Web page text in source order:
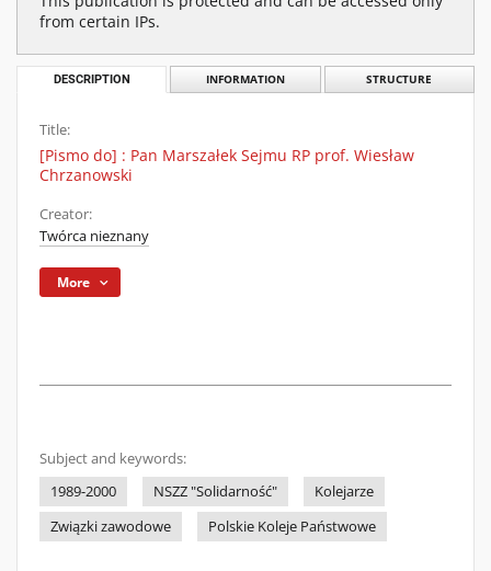
from certain IPs.
DESCRIPTION INFORMATION STRUCTURE
Title:
[Pismo do] : Pan Marszałek Sejmu RP prof. Wiesław
Chrzanowski
Creator:
Twórca nieznany
More
Subject and keywords:
1989-2000
NSZZ "Solidarność"
Kolejarze
Związki zawodowe
Polskie Koleje Państwowe